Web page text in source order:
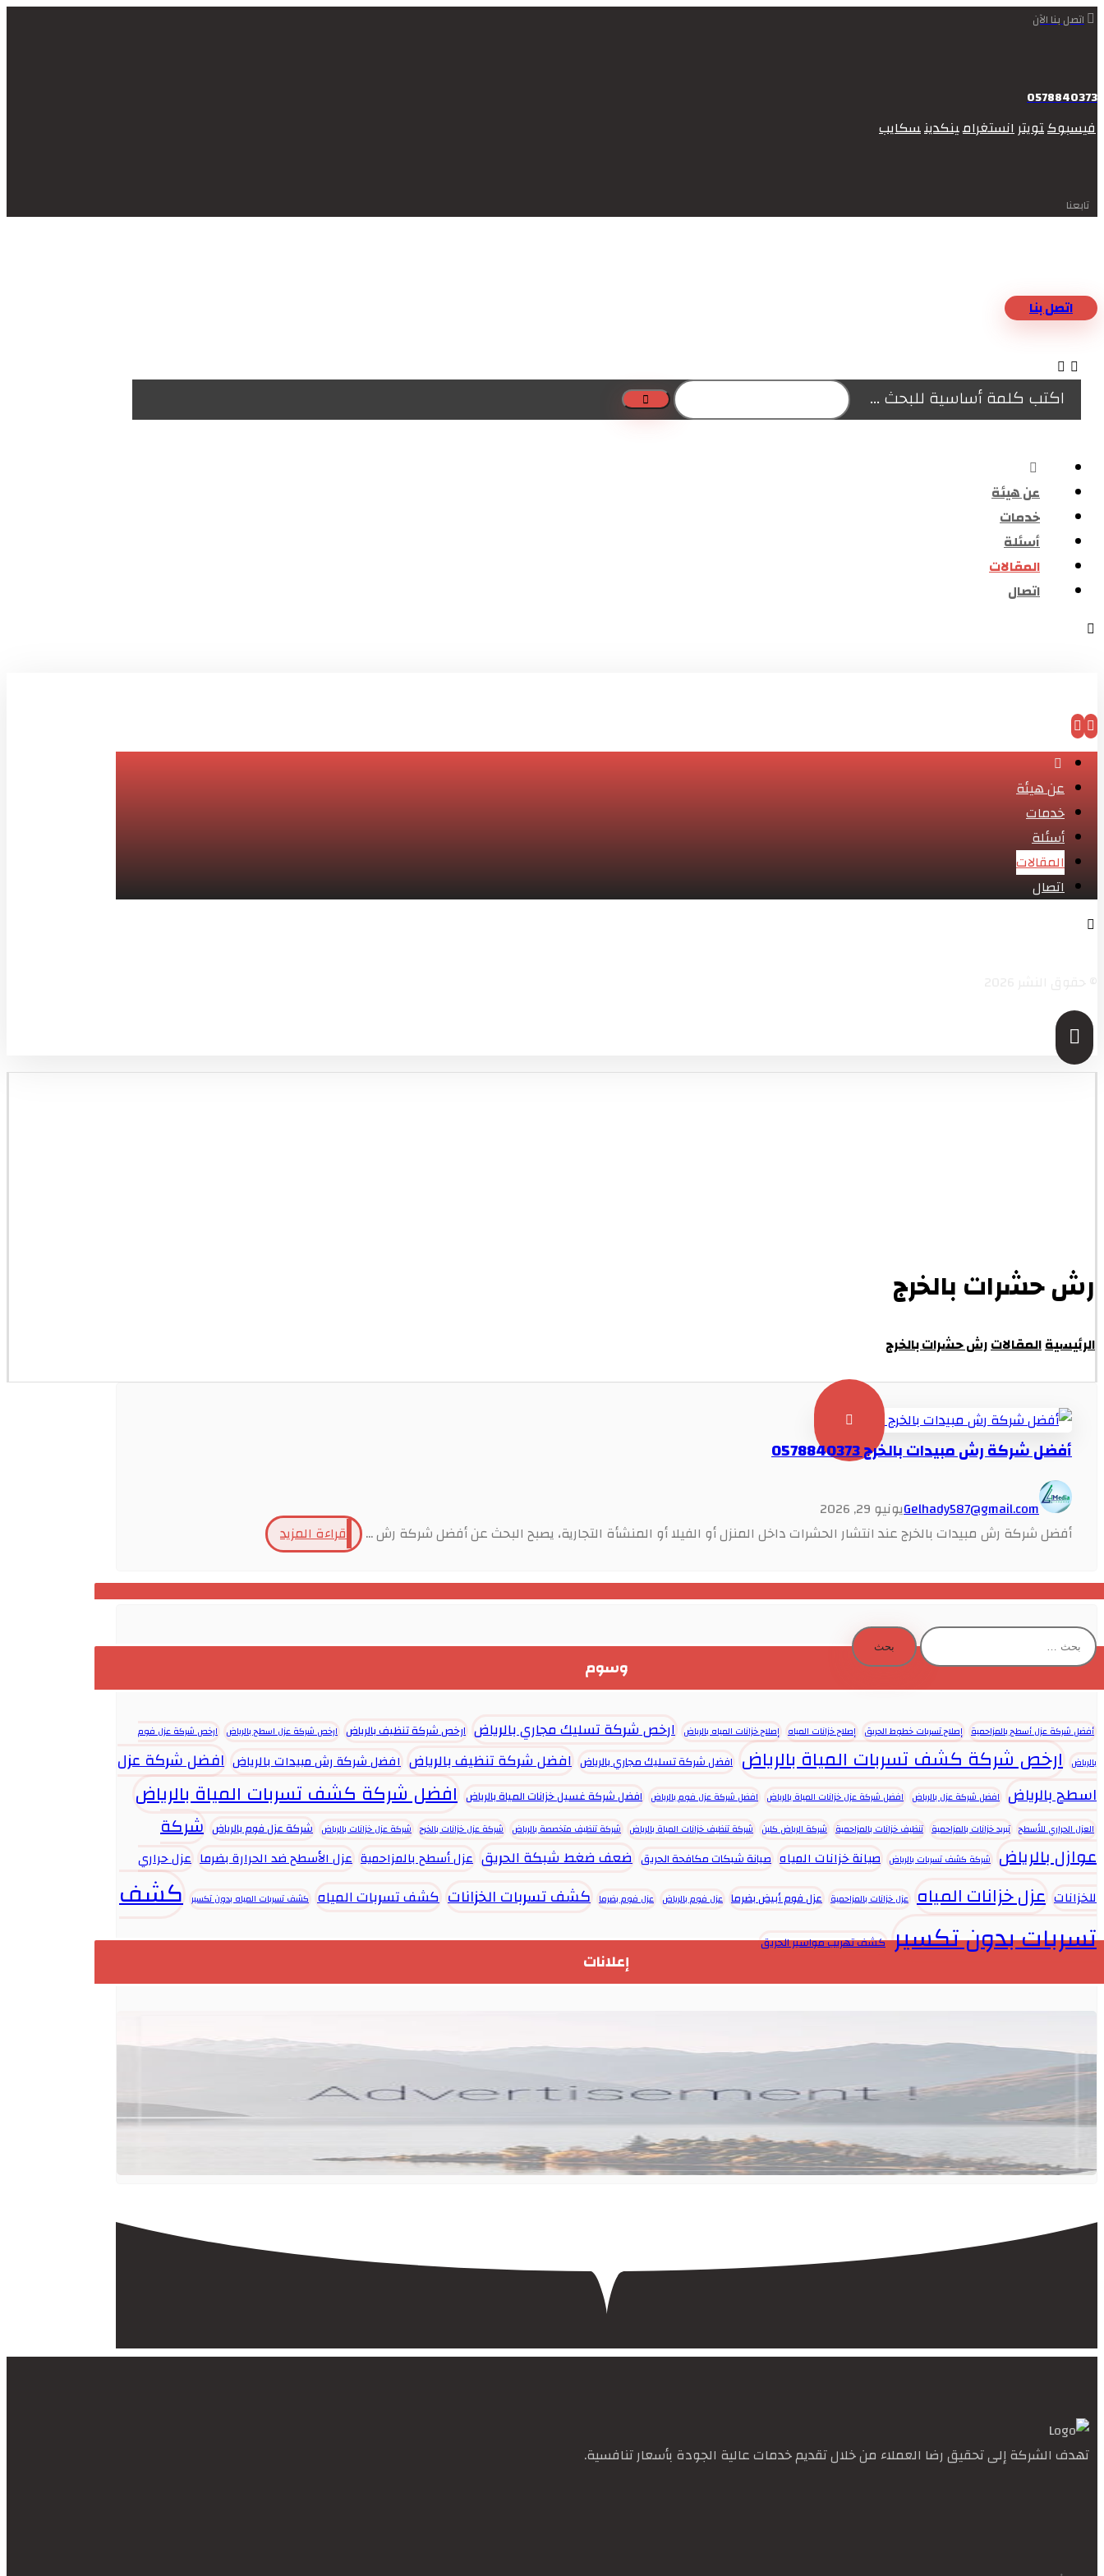
اتصل بنا الآن
0578840373
فيسبوكتويترانستغرامينكدينسكايب
تابعنا
اتصل بنا
اكتب كلمة أساسية للبحث ...
عن هيئة
خدمات
أسئلة
المقالات
اتصال
عن هيئة
خدمات
أسئلة
المقالات
اتصال
رش حشرات بالخرج
الرئيسيةالمقالاترش حشرات بالخرج
أفضل شركة رش مبيدات بالخرج 0578840373
Gelhady587@gmail.comيونيو 29, 2026
أفضل شركة رش مبيدات بالخرج عند انتشار الحشرات داخل المنزل أو الفيلا أو المنشأة التجارية، يصبح البحث عن أفضل شركة رش ...
قراءة المزيد
البحث
عن:
وسوم
أفضل شركة عزل أسطح بالمزاحمية إصلاح تسربات خطوط الحريق إصلاح خزانات المياه إصلاح خزانات المياه بالرياض ارخص شركة تسليك مجاري بالرياض ارخص شركة تنظيف بالرياض ارخص شركة عزل اسطح بالرياض ارخص شركة عزل فوم
بالرياض ارخص شركة كشف تسربات المياة بالرياض افضل شركة تسليك مجاري بالرياض افضل شركة تنظيف بالرياض افضل شركة رش مبيدات بالرياض افضل شركة عزل
اسطح بالرياض افضل شركة عزل بالرياض افضل شركة عزل خزانات المياة بالرياض افضل شركة عزل فوم بالرياض افضل شركة غسيل خزانات المياة بالرياض افضل شركة كشف تسربات المياة بالرياض
العزل الحراري للأسطح تبريد خزانات بالمزاحمية تنظيف خزانات بالمزاحمية شركة الرياض كلين شركة تنظيف خزانات المياة بالرياض شركة تنظيف متخصصة بالرياض شركة عزل خزانات بالخرج شركة عزل خزانات بالرياض شركة عزل فوم بالرياض شركة
عوازل بالرياض شركة كشف تسربات بالرياض صيانة خزانات المياه صيانة شبكات مكافحة الحريق ضعف ضغط شبكة الحريق عزل أسطح بالمزاحمية عزل الأسطح ضد الحرارة بضرما عزل حراري
للخزانات عزل خزانات المياه عزل خزانات بالمزاحمية عزل فوم أبيض بضرما عزل فوم بالرياض عزل فوم بضرما كشف تسربات الخزانات كشف تسربات المياه كشف تسربات المياه بدون تكسير كشف
تسربات بدون تكسير كشف تهريب مواسير الحريق
إعلانات
تهدف الشركة إلى تحقيق رضا العملاء من خلال تقديم خدمات عالية الجودة بأسعار تنافسية.